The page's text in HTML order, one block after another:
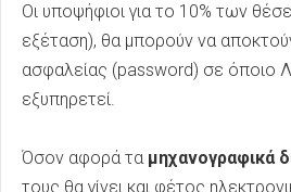
Οι υποψήφιοι για το 10% των
εξέταση), θα μπορούν να
ασφαλείας (password) σε όποιο
εξυπηρετεί.
Όσον αφορά τα μηχανογραφικά
τους θα γίνει και φέτος